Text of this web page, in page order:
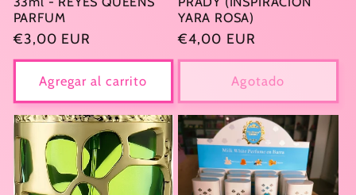
PARFUM
Precio
habitual
€3,00 EUR
Agregar al carrito
YARA ROSA)
Precio
habitual
€4,00 EUR
Agotado